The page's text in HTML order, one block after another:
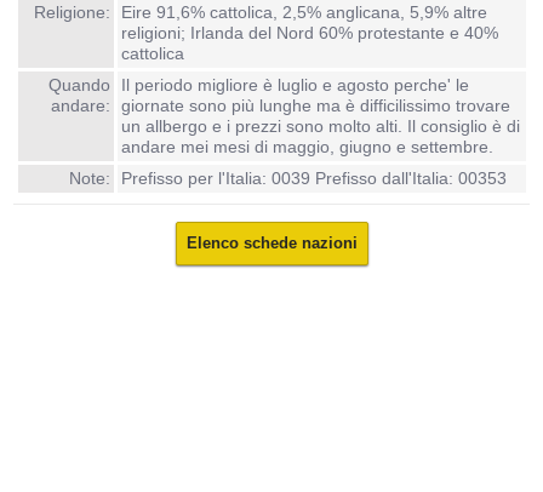
Religione:
Eire 91,6% cattolica, 2,5% anglicana, 5,9% altre
religioni; Irlanda del Nord 60% protestante e 40%
cattolica
Quando
andare:
Il periodo migliore è luglio e agosto perche' le
giornate sono più lunghe ma è difficilissimo trovare
un allbergo e i prezzi sono molto alti. Il consiglio è di
andare mei mesi di maggio, giugno e settembre.
Note:
Prefisso per l'Italia: 0039 Prefisso dall'Italia: 00353
Elenco schede nazioni